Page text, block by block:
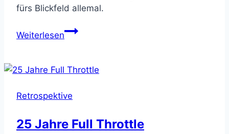
fürs Blickfeld allemal.
WeiterlesenBlickfeld:
HALL-
Retrospektive
25 Jahre Full Throttle